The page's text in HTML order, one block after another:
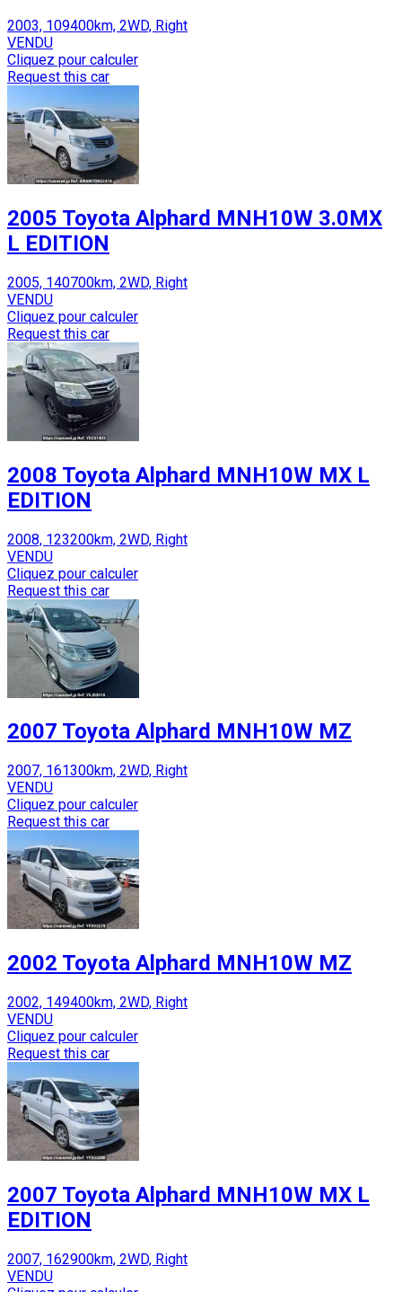
2003, 109400km, 2WD, Right
VENDU
Cliquez pour calculer
Request this car
2005 Toyota Alphard MNH10W 3.0MX
L EDITION
2005, 140700km, 2WD, Right
VENDU
Cliquez pour calculer
Request this car
2008 Toyota Alphard MNH10W MX L
EDITION
2008, 123200km, 2WD, Right
VENDU
Cliquez pour calculer
Request this car
2007 Toyota Alphard MNH10W MZ
2007, 161300km, 2WD, Right
VENDU
Cliquez pour calculer
Request this car
2002 Toyota Alphard MNH10W MZ
2002, 149400km, 2WD, Right
VENDU
Cliquez pour calculer
Request this car
2007 Toyota Alphard MNH10W MX L
EDITION
2007, 162900km, 2WD, Right
VENDU